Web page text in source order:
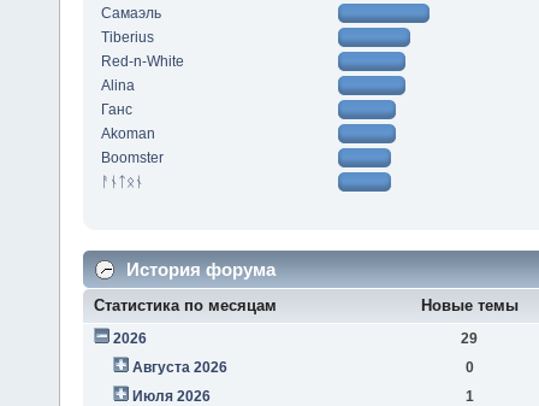
Самаэль
Tiberius
Red-n-White
Alina
Ганс
Akoman
Boomster
ᚨᚾᛏᛟᚾ
История форума
Статистика по месяцам Новые темы
2026
29
Августа 2026
0
Июля 2026
1